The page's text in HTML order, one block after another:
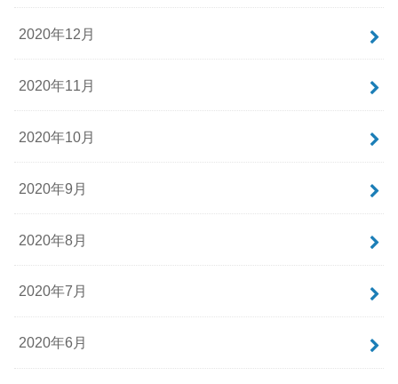
2020年12月
2020年11月
2020年10月
2020年9月
2020年8月
2020年7月
2020年6月